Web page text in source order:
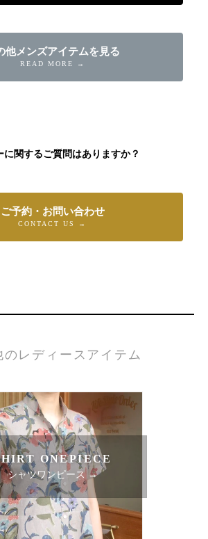
他メンズアイテムを見る
READ MORE →
に関するご質問はありますか？
ご予約・お問い合わせ
CONTACT US →
のレディースアイテム
ONEPIECE
シャツワンピース →